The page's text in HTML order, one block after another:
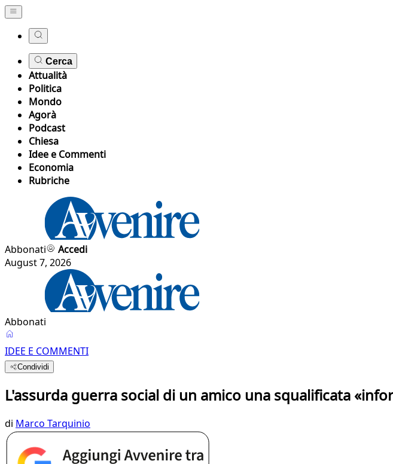
Cerca
Attualità
Politica
Mondo
Agorà
Podcast
Chiesa
Idee e Commenti
Economia
Rubriche
Abbonati
Accedi
August 7, 2026
Abbonati
IDEE E COMMENTI
Condividi
L'assurda guerra social di un amico una squalificata
di Marco Tarquinio